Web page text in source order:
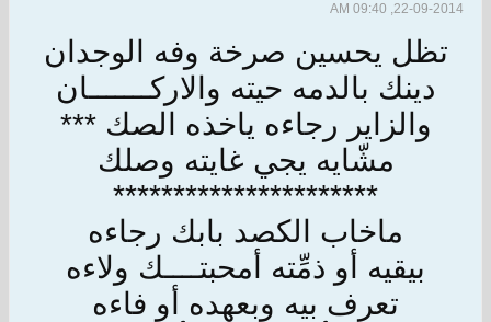
22-09-2014, 09:40 AM
تظل يحسين صرخة وفه الوجدان
دينك بالدمه حيته والاركـــــــان
والزاير رجاءه ياخذه الصك ***
مشّايه يجي غايته وصلك
**********************
ماخاب الكصد بابك رجاءه
بيقيه أو ذمِّته أمحبتــــك ولاءه
تعرف بيه وبعهده أو فاءه